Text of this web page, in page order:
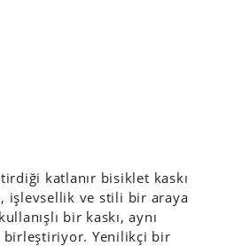
katlanır bisiklet kaskı
işlevsellik ve stili bir araya
bir kaskı, aynı
birleştiriyor. Yenilikçi bir